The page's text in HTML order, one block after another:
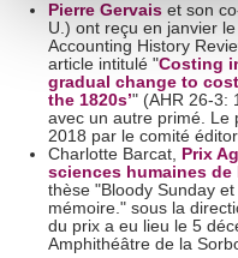
Pour en savoir plus sur
personnelles et définir
section « Détails ».
consentement à tout
les cookies.
Les cookies nous
et les annonces, d'offrir
médias sociaux et
Pierre Gervais et son
U.) ont reçu en janvier
Accounting History
article intitulé "Costing
gradual change to
the 1820s’" (AHR 26-3:
avec un autre primé. Le
2018 par le comité
Charlotte Barcat, Prix
sciences humaines de
thèse "Bloody Sunday
mémoire." sous la
du prix a eu lieu le 5
Amphithéâtre de la